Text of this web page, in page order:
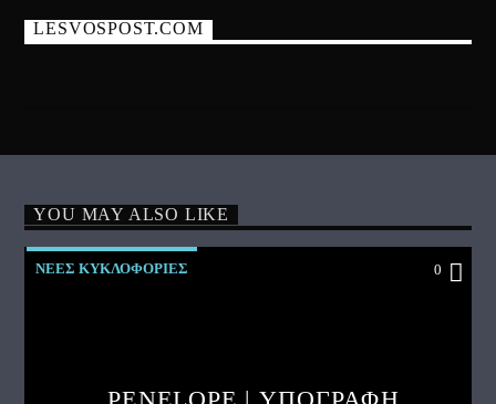
LESVOSPOST.COM
YOU MAY ALSO LIKE
ΝΕΕΣ ΚΥΚΛΟΦΟΡΙΕΣ 0